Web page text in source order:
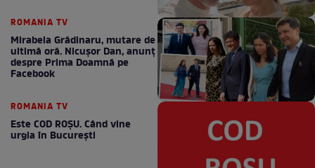
ROMANIA TV
Mirabela Grădinaru, mutare de
ultimă oră. Nicuşor Dan, anunţ
despre Prima Doamnă pe
Facebook
ROMANIA TV
Este COD ROŞU. Când vine
urgia în Bucureşti